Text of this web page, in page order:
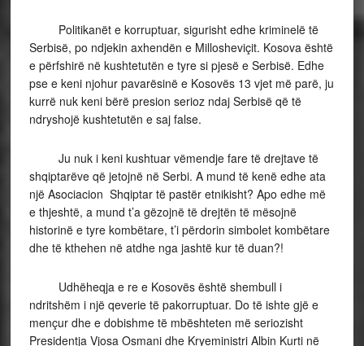
Politikanët e korruptuar, sigurisht edhe kriminelë të
Serbisë, po ndjekin axhendën e Millosheviçit. Kosova është
e përfshirë në kushtetutën e tyre si pjesë e Serbisë. Edhe
pse e keni njohur pavarësinë e Kosovës 13 vjet më parë, ju
kurrë nuk keni bërë presion serioz ndaj Serbisë që të
ndryshojë kushtetutën e saj false.
Ju nuk i keni kushtuar vëmendje fare të drejtave të
shqiptarëve që jetojnë në Serbi. A mund të kenë edhe ata
një Asociacion Shqiptar të pastër etnikisht? Apo edhe më
e thjeshtë, a mund t’a gëzojnë të drejtën të mësojnë
historinë e tyre kombëtare, t’i përdorin simbolet kombëtare
dhe të kthehen në atdhe nga jashtë kur të duan?!
Udhëheqja e re e Kosovës është shembull i
ndritshëm i një qeverie të pakorruptuar. Do të ishte gjë e
mençur dhe e dobishme të mbështeten më seriozisht
Presidentja Vjosa Osmani dhe Kryeministri Albin Kurti në